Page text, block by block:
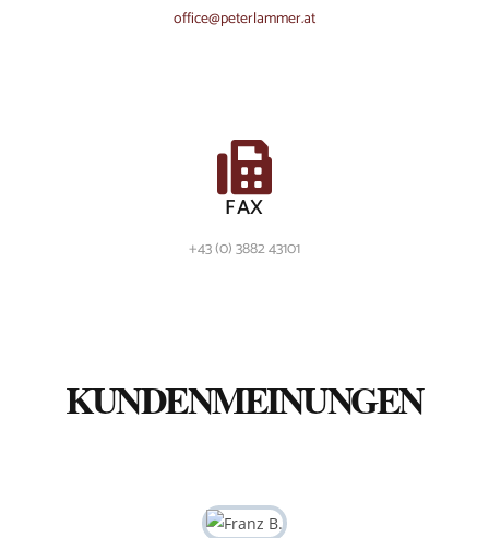
office@peterlammer.at
FAX
+43 (0) 3882 43101
KUNDENMEINUNGEN